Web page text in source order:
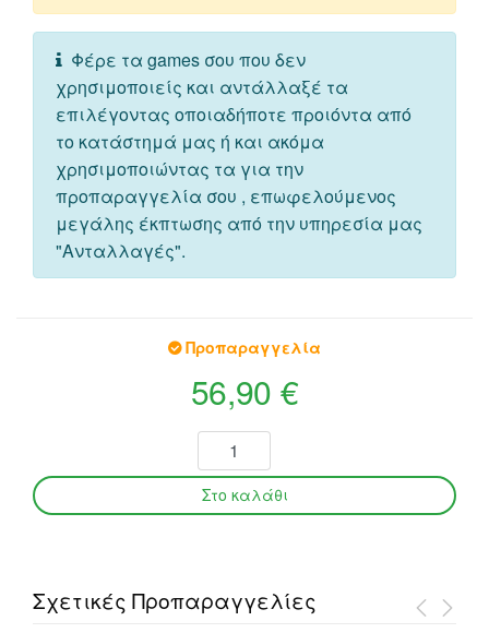
Φέρε τα games σου που δεν
χρησιμοποιείς και αντάλλαξέ τα
επιλέγοντας οποιαδήποτε προιόντα από
το κατάστημά μας ή και ακόμα
χρησιμοποιώντας τα για την
προπαραγγελία σου , επωφελούμενος
μεγάλης έκπτωσης από την υπηρεσία μας
"Ανταλλαγές".
Προπαραγγελία
56,90 €
Σχετικές Προπαραγγελίες